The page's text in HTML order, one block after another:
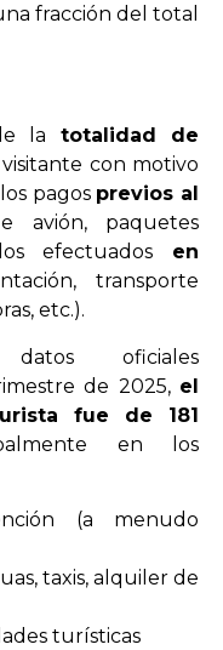
fracción del total
la totalidad de
con motivo
pagos previos al
avión, paquetes
efectuados en
transporte
etc.).
oficiales
de 2025, el
fue de 181
en los
(a menudo
taxis, alquiler de
turísticas